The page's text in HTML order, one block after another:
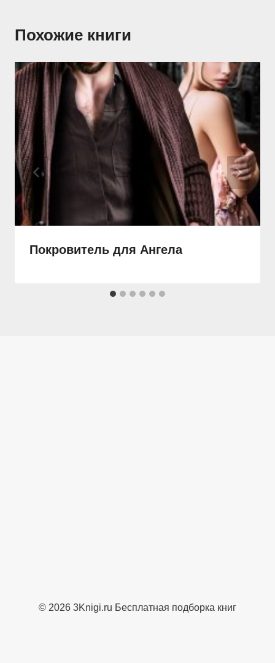
Похожие книги
Покровитель для Ангела
© 2026 3Knigi.ru Бесплатная подборка книг